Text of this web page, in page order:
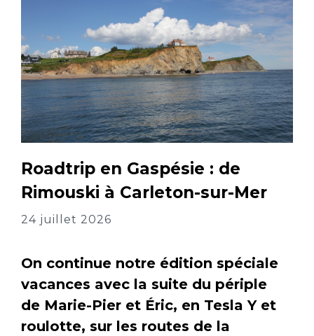
Roadtrip en Gaspésie : de
Rimouski à Carleton-sur-Mer
24 juillet 2026
On continue notre édition spéciale
vacances avec la suite du périple
de Marie-Pier et Éric, en Tesla Y et
roulotte, sur les routes de la